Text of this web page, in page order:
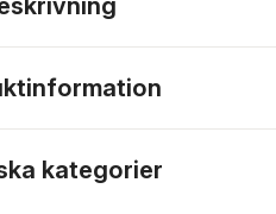
kategorier